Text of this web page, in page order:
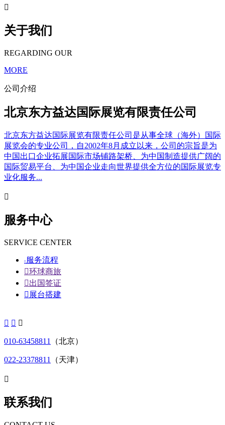

关于我们
REGARDING OUR
MORE
公司介绍
北京东方益达国际展览有限责任公司
北京东方益达国际展览有限责任公司是从事全球（海外）国际
展览会的专业公司，自2002年8月成立以来，公司的宗旨是为
中国出口企业拓展国际市场铺路架桥、为中国制造提供广阔的
国际贸易平台、为中国企业走向世界提供全方位的国际展览专
业化服务...

服务中心
SERVICE CENTER
 服务流程
环球商旅
出国签证
 展台搭建
  
010-63458811 （北京）
022-23378811 （天津）

联系我们